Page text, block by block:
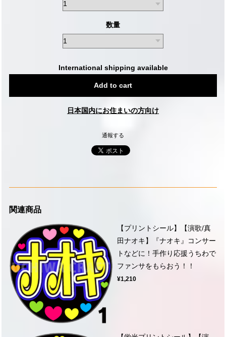
数量
International shipping available
Add to cart
日本国内にお住まいの方向け
通報する
関連商品
【プリントシール】【演歌/真
田ナオキ】『ナオキ』コンサー
トなどに！手作り応援うちわで
ファンサをもらおう！！
¥1,210